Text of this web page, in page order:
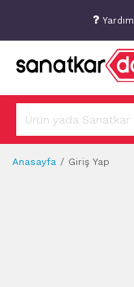
Yardım
Anasayfa Giriş Yap